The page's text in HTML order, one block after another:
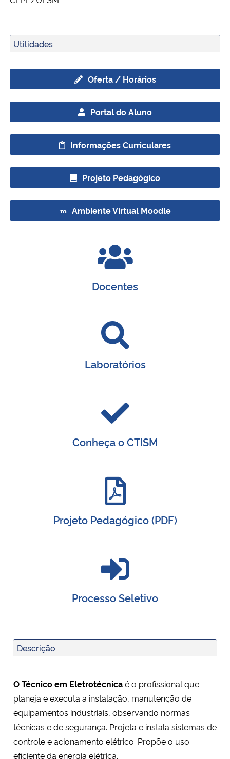
Controladoria-Geral da União
Secretaria de Governo
Gabinete de Segurança Institucional
Advocacia-Geral da União
Banco Central do Brasil
Utilidades
Oferta / Horários
Portal do Aluno
Informações Curriculares
Projeto Pedagógico
Ambiente Virtual Moodle
Docentes
Laboratórios
Conheça o CTISM
Projeto Pedagógico (PDF)
Processo Seletivo
Descrição
O Técnico em Eletrotécnicaé o profissional que
planeja e executa a instalação, manutenção de
equipamentos industriais, observando normas
técnicas e de segurança. Projeta e instala sistemas de
controle e acionamento elétrico. Propõe o uso
eficiente da energia elétrica.